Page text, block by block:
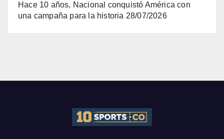
Hace 10 años, Nacional conquistó América con
una campaña para la historia 28/07/2026